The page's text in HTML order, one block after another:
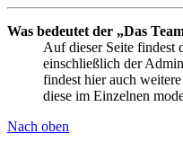
Was bedeutet der „Das
Auf dieser Seite findest
einschließlich der
findest hier auch
diese im Einzelnen
Nach oben